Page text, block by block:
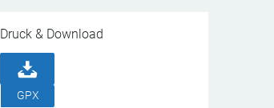
Druck & Download
GPX